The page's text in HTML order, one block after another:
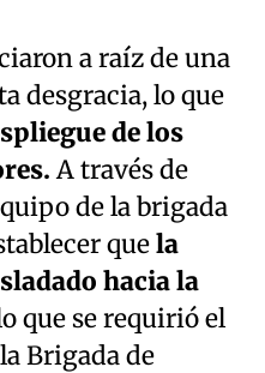
a raíz de una
desgracia, lo que
de los
A través de
de la brigada
quela
hacia la
que se requirió el
Brigada de